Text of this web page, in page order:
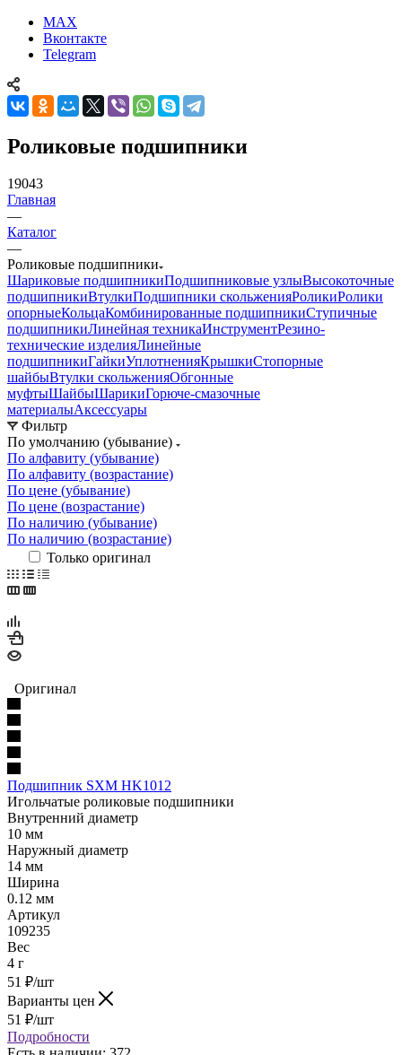
MAX
Вконтакте
Telegram
Роликовые подшипники
19043
Главная
—
Каталог
—
Роликовые подшипники
Шариковые подшипникиПодшипниковые узлыВысокоточные
подшипникиВтулкиПодшипники скольженияРоликиРолики
опорныеКольцаКомбинированные подшипникиСтупичные
подшипникиЛинейная техникаИнструментРезино-
технические изделияЛинейные
подшипникиГайкиУплотненияКрышкиСтопорные
шайбыВтулки скольженияОбгонные
муфтыШайбыШарикиГорюче-смазочные
материалыАксессуары
Фильтр
По умолчанию (убывание)
По алфавиту (убывание)
По алфавиту (возрастание)
По цене (убывание)
По цене (возрастание)
По наличию (убывание)
По наличию (возрастание)
Только оригинал
Оригинал
Подшипник SXM HK1012
Игольчатые роликовые подшипники
Внутренний диаметр
10 мм
Наружный диаметр
14 мм
Ширина
0.12 мм
Артикул
109235
Вес
4 г
51 ₽/шт
Варианты цен
51 ₽/шт
Подробности